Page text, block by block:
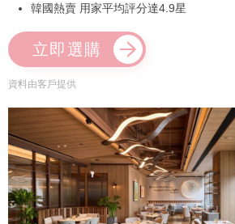
韓國熱賣 用家平均評分達4.9星
立即選購
資料由客戶提供